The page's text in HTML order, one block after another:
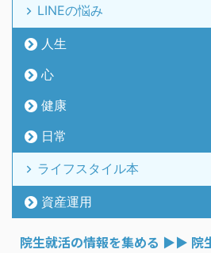
LINEの悩み
人生
心
健康
日常
ライフスタイル本
資産運用
院生就活の情報を集める ▶︎▶︎ 院